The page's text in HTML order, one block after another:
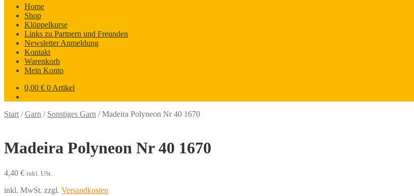
Home
Shop
Klöppelkurse
Links zu Partnern und Freunden
Newsletter Anmeldung
Kontakt
Warenkorb
Mein Konto
0,00 € 0 Artikel
Start /Garn / Sonstiges Garn /Madeira Polyneon Nr 40 1670
Madeira Polyneon Nr 40 1670
4,40 € inkl. USt.
inkl. MwSt. zzgl. Versandkosten